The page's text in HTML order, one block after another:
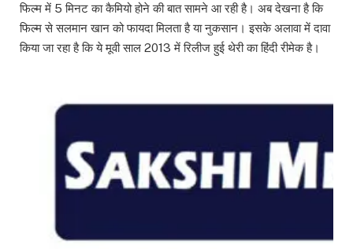
फिल्म में 5 मिनट का कैमियो होने की बात सामने आ रही है। अब देखना है कि
फिल्म से सलमान खान को फायदा मिलता है या नुकसान। इसके अलावा में दावा
किया जा रहा है कि ये मूवी साल 2013 में रिलीज हुई थेरी का हिंदी रीमेक है।